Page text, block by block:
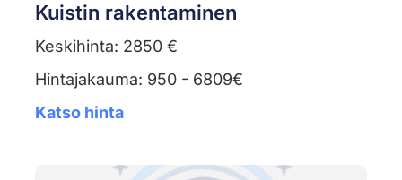
Kuistin rakentaminen
Keskihinta: 2850 €
Hintajakauma: 950 - 6809€
Katso hinta